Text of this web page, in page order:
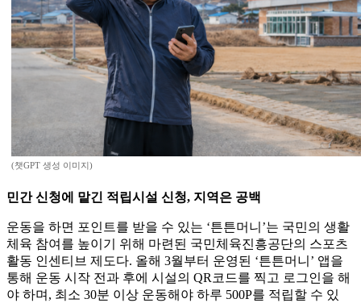
(챗GPT 생성 이미지)
민간 신청에 맡긴 적립시설 신청, 지역은 공백
운동을 하면 포인트를 받을 수 있는 ‘튼튼머니’는 국민의 생활
체육 참여를 높이기 위해 마련된 국민체육진흥공단의 스포츠
활동 인센티브 제도다. 올해 3월부터 운영된 ‘튼튼머니’ 앱을
통해 운동 시작 전과 후에 시설의 QR코드를 찍고 로그인을 해
야 하며, 최소 30분 이상 운동해야 하루 500P를 적립할 수 있